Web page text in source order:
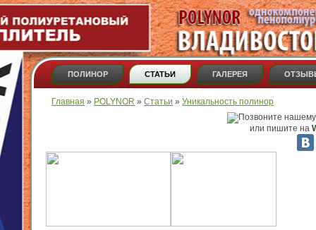
ПОЛИНОР СТАТЬИ ГАЛЕРЕЯ
Вы здесь
Главная » POLYNOR » Статьи » Уникальность полинор
или пишите на